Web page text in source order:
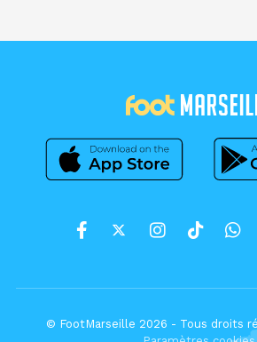
© FootMarseille 2026 - Tous droits